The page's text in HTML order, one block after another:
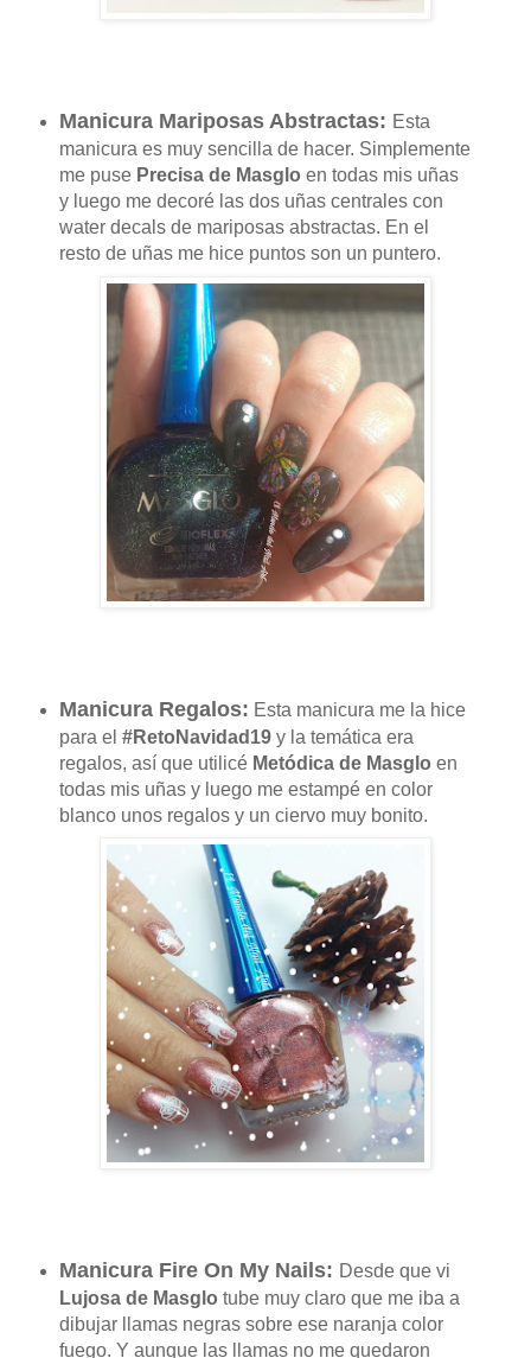
Manicura Mariposas Abstractas: Esta
manicura es muy sencilla de hacer. Simplemente
me puse Precisa de Masglo en todas mis uñas
y luego me decoré las dos uñas centrales con
water decals de mariposas abstractas. En el
resto de uñas me hice puntos son un puntero.
Manicura Regalos: Esta manicura me la hice
para el #RetoNavidad19y la temática era
regalos, así que utilicé Metódica de Masglo en
todas mis uñas y luego me estampé en color
blanco unos regalos y un ciervo muy bonito.
Manicura Fire On My Nails: Desde que vi
Lujosa de Masglo tube muy claro que me iba a
dibujar llamas negras sobre ese naranja color
fuego. Y aunque las llamas no me quedaron